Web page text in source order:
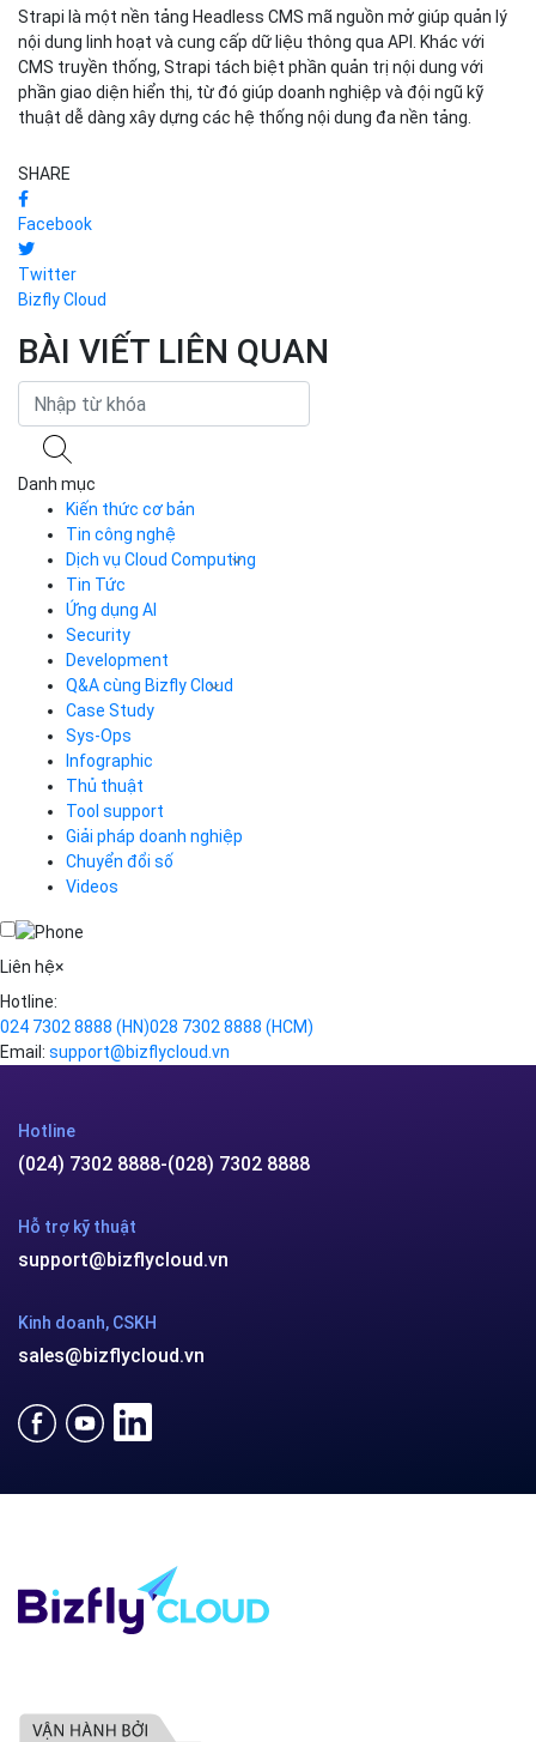
Strapi là một nền tảng Headless CMS mã nguồn mở giúp quản lý
nội dung linh hoạt và cung cấp dữ liệu thông qua API. Khác với
CMS truyền thống, Strapi tách biệt phần quản trị nội dung với
phần giao diện hiển thị, từ đó giúp doanh nghiệp và đội ngũ kỹ
thuật dễ dàng xây dựng các hệ thống nội dung đa nền tảng.
SHARE
Facebook
Twitter
Bizfly Cloud
BÀI VIẾT LIÊN QUAN
Danh mục
Kiến thức cơ bản
Tin công nghệ
Dịch vụ Cloud Computing
Cloud Server
CDN
Load Balancer
Auto Scaling
Container Registry
Kubernetes
Cloud Database
Call Center
Business Email
Simple Storage
VOD
VPN
Traffic Manager
Cloud VPS
Videos
Tin Tức
Ứng dụng AI
Security
Development
Q&A cùng Bizfly Cloud
Q&A về Bizfly Cloud Server
Thao tác kết nối tới server
Videos
Q&A về Bizfly Business Email
Videos
Case Study
Sys-Ops
Infographic
Thủ thuật
Tool support
Giải pháp doanh nghiệp
Chuyển đổi số
Videos
Liên hệ×
Hotline:
024 7302 8888 (HN)028 7302 8888 (HCM)
Email: support@bizflycloud.vn
Hotline
(024) 7302 8888-(028) 7302 8888
Hỗ trợ kỹ thuật
support@bizflycloud.vn
Kinh doanh, CSKH
sales@bizflycloud.vn